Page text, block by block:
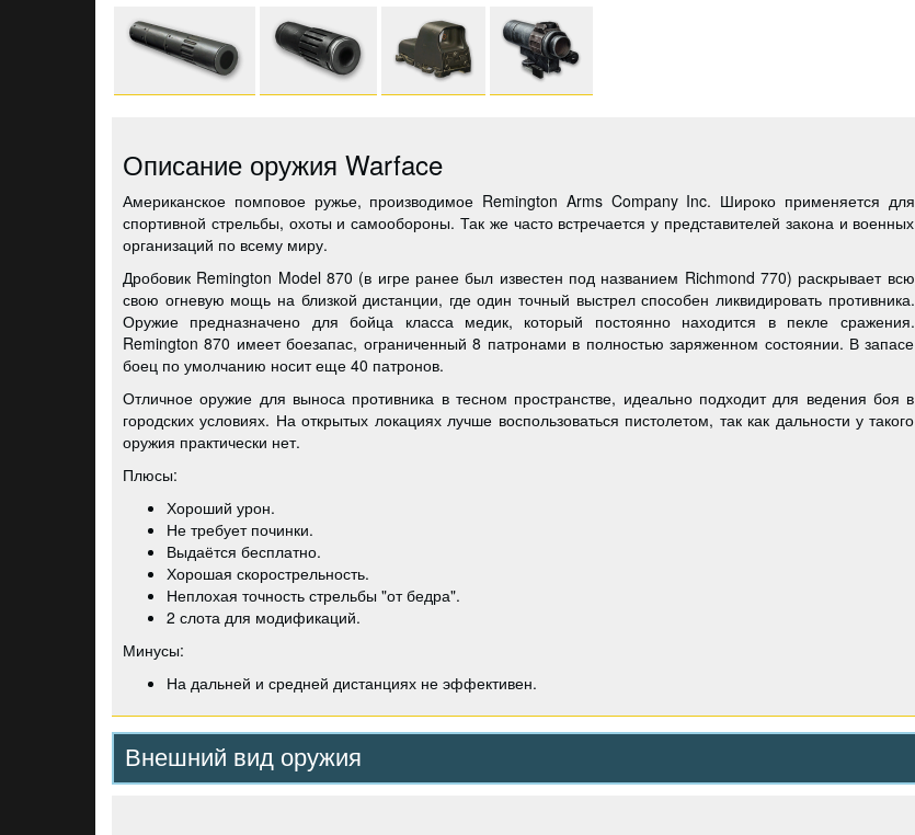
Описание оружия Warface
Американское помповое ружье, производимое Remington Arms Company Inc. Широко применяется для
спортивной стрельбы, охоты и самообороны. Так же часто встречается у представителей закона и военных
организаций по всему миру.
Дробовик Remington Model 870 (в игре ранее был известен под названием Richmond 770) раскрывает всю
свою огневую мощь на близкой дистанции, где один точный выстрел способен ликвидировать противника.
Оружие предназначено для бойца класса медик, который постоянно находится в пекле сражения.
Remington 870 имеет боезапас, ограниченный 8 патронами в полностью заряженном состоянии. В запасе
боец по умолчанию носит еще 40 патронов.
Отличное оружие для выноса противника в тесном пространстве, идеально подходит для ведения боя в
городских условиях. На открытых локациях лучше воспользоваться пистолетом, так как дальности у такого
оружия практически нет.
Плюсы:
Хороший урон.
Не требует починки.
Выдаётся бесплатно.
Хорошая скорострельность.
Неплохая точность стрельбы "от бедра".
2 слота для модификаций.
Минусы:
На дальней и средней дистанциях не эффективен.
Внешний вид оружия